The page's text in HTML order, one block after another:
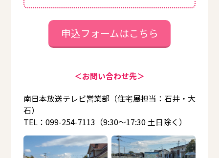
申込フォームはこちら
＜お問い合わせ先＞
南日本放送テレビ営業部（住宅展担当：石井・大
石）
TEL：099-254-7113（9:30～17:30 土日除く）